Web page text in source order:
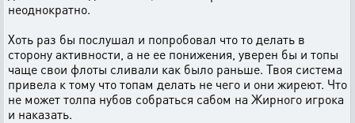
неоднократно.
Хоть раз бы послушал и попробовал что то делать в
сторону активности, а не ее понижения, уверен бы и топы
чаще свои флоты сливали как было раньше. Твоя система
привела к тому что топам делать не чего и они жиреют. Что
не может толпа нубов собраться сабом на Жирного игрока
и наказать.